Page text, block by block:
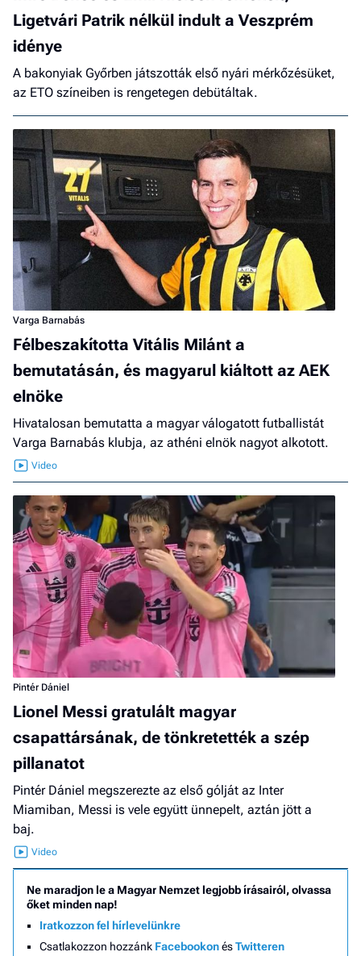
Ligetvári Patrik nélkül indult a Veszprém
idénye
A bakonyiak Győrben játszották első nyári mérkőzésüket,
az ETO színeiben is rengetegen debütáltak.
Varga Barnabás
Félbeszakította Vitális Milánt a
bemutatásán, és magyarul kiáltott az AEK
elnöke
Hivatalosan bemutatta a magyar válogatott futballistát
Varga Barnabás klubja, az athéni elnök nagyot alkotott.
Pintér Dániel
Lionel Messi gratulált magyar
csapattársának, de tönkretették a szép
pillanatot
Pintér Dániel megszerezte az első gólját az Inter
Miamiban, Messi is vele együtt ünnepelt, aztán jött a
baj.
Ne maradjon le a Magyar Nemzet legjobb írásairól, olvassa
őket minden nap!
Iratkozzon fel hírlevelünkre
Csatlakozzon hozzánk FacebookonésTwitteren